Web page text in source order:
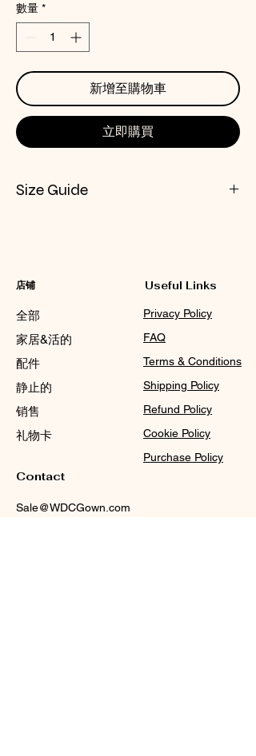
數量 *
新增至購物車
立即購買
Size Guide
店铺
全部
家居&活的
配件
静止的
销售
礼物卡
Contact
Sale@WDCGown.com
Useful Links
Privacy Policy
FAQ
Terms & Conditions
Shipping Policy
Refund Policy
Cookie Policy
Purchase Policy